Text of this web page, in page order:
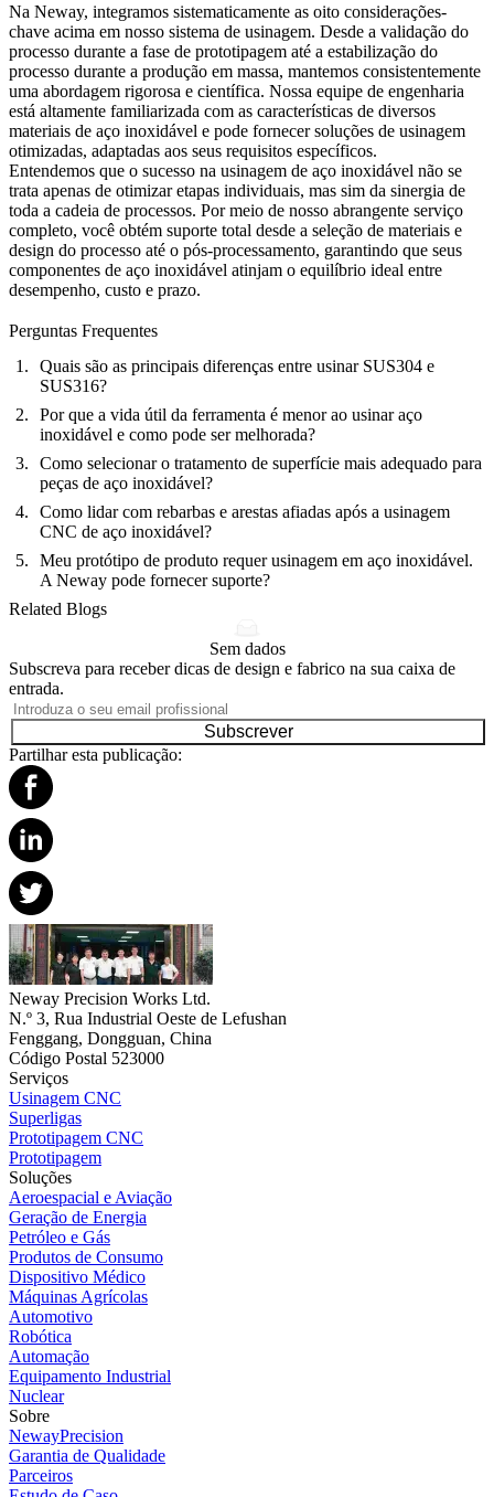
Na Neway, integramos sistematicamente as oito considerações-
chave acima em nosso sistema de usinagem. Desde a validação do
processo durante a fase de prototipagem até a estabilização do
processo durante a produção em massa, mantemos consistentemente
uma abordagem rigorosa e científica. Nossa equipe de engenharia
está altamente familiarizada com as características de diversos
materiais de aço inoxidável e pode fornecer soluções de usinagem
otimizadas, adaptadas aos seus requisitos específicos.
Entendemos que o sucesso na usinagem de aço inoxidável não se
trata apenas de otimizar etapas individuais, mas sim da sinergia de
toda a cadeia de processos. Por meio de nosso abrangente serviço
completo, você obtém suporte total desde a seleção de materiais e
design do processo até o pós-processamento, garantindo que seus
componentes de aço inoxidável atinjam o equilíbrio ideal entre
desempenho, custo e prazo.
Perguntas Frequentes
Quais são as principais diferenças entre usinar SUS304 e
SUS316?
Por que a vida útil da ferramenta é menor ao usinar aço
inoxidável e como pode ser melhorada?
Como selecionar o tratamento de superfície mais adequado para
peças de aço inoxidável?
Como lidar com rebarbas e arestas afiadas após a usinagem
CNC de aço inoxidável?
Meu protótipo de produto requer usinagem em aço inoxidável.
A Neway pode fornecer suporte?
Related Blogs
Sem dados
Subscreva para receber dicas de design e fabrico na sua caixa de
entrada.
Subscrever
Partilhar esta publicação:
Neway Precision Works Ltd.
N.º 3, Rua Industrial Oeste de Lefushan
Fenggang, Dongguan, China
Código Postal 523000
Serviços
Usinagem CNC
Superligas
Prototipagem CNC
Prototipagem
Soluções
Aeroespacial e Aviação
Geração de Energia
Petróleo e Gás
Produtos de Consumo
Dispositivo Médico
Máquinas Agrícolas
Automotivo
Robótica
Automação
Equipamento Industrial
Nuclear
Sobre
NewayPrecision
Garantia de Qualidade
Parceiros